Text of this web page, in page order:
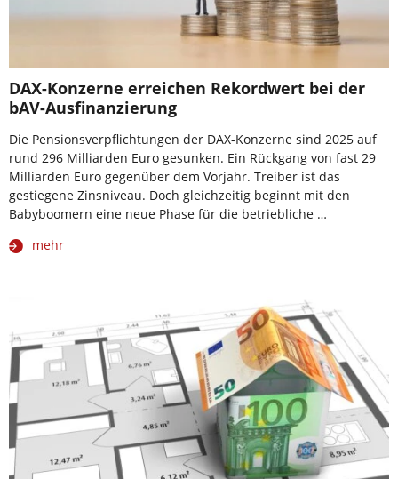
DAX-Konzerne erreichen Rekordwert bei der
bAV-Ausfinanzierung
Die Pensionsverpflichtungen der DAX-Konzerne sind 2025 auf
rund 296 Milliarden Euro gesunken. Ein Rückgang von fast 29
Milliarden Euro gegenüber dem Vorjahr. Treiber ist das
gestiegene Zinsniveau. Doch gleichzeitig beginnt mit den
Babyboomern eine neue Phase für die betriebliche …
mehr